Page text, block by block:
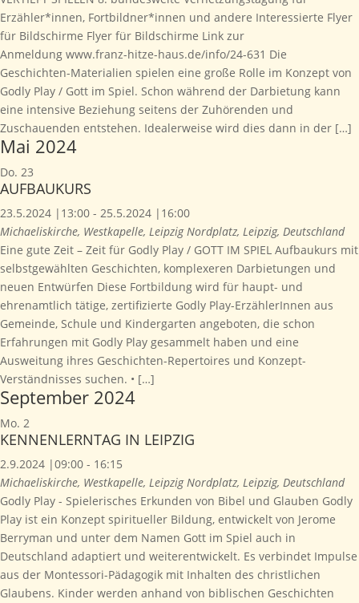
Erzähler*innen, Fortbildner*innen und andere Interessierte Flyer
für Bildschirme Flyer für Bildschirme Link zur
Anmeldung www.franz-hitze-haus.de/info/24-631 Die
Geschichten-Materialien spielen eine große Rolle im Konzept von
Godly Play / Gott im Spiel. Schon während der Darbietung kann
eine intensive Beziehung seitens der Zuhörenden und
Zuschauenden entstehen. Idealerweise wird dies dann in der […]
Mai 2024
Do. 23
AUFBAUKURS
23.5.2024 |13:00 - 25.5.2024 |16:00
Michaeliskirche, Westkapelle, LeipzigNordplatz, Leipzig, Deutschland
Eine gute Zeit – Zeit für Godly Play / GOTT IM SPIEL Aufbaukurs mit
selbstgewählten Geschichten, komplexeren Darbietungen und
neuen Entwürfen Diese Fortbildung wird für haupt- und
ehrenamtlich tätige, zertifizierte Godly Play-ErzählerInnen aus
Gemeinde, Schule und Kindergarten angeboten, die schon
Erfahrungen mit Godly Play gesammelt haben und eine
Ausweitung ihres Geschichten-Repertoires und Konzept-
Verständnisses suchen. • […]
September 2024
Mo. 2
KENNENLERNTAG IN LEIPZIG
2.9.2024 |09:00 - 16:15
Michaeliskirche, Westkapelle, LeipzigNordplatz, Leipzig, Deutschland
Godly Play - Spielerisches Erkunden von Bibel und Glauben Godly
Play ist ein Konzept spiritueller Bildung, entwickelt von Jerome
Berryman und unter dem Namen Gott im Spiel auch in
Deutschland adaptiert und weiterentwickelt. Es verbindet Impulse
aus der Montessori-Pädagogik mit Inhalten des christlichen
Glaubens. Kinder werden anhand von biblischen Geschichten